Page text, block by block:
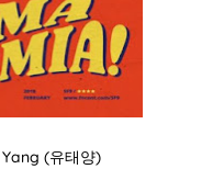
(유태양)